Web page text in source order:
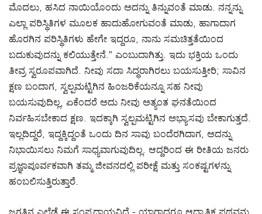
ಮೊದಲು, ಹಸಿದ ನಾಯಿಯೊಂದು ಅದನ್ನು ತಿನ್ನುವಂತೆ ಮಾಡು. ನನ್ನನ್ನು
ಎಲ್ಲಾ ಪರಿಸ್ಥಿತಿಗಳ ಮೂಲಕ ಹಾದುಹೋಗುವಂತೆ ಮಾಡು, ಹಾಗಾದಾಗ
ಹೊರಗಿನ ಪರಿಸ್ಥಿತಿಗಳು ಹೇಗೇ ಇದ್ದರೂ, ನಾನು ಸಮಚಿತ್ತತೆಯಿಂದ
ಬದುಕುವುದನ್ನು ಕಲಿಯುತ್ತೇನೆ." ಎಂಬುದಾಗಿತ್ತು. ಇದು ಭಕ್ತಿಯ ಒಂದು
ತೀವ್ರ ಸ್ವರೂಪವಾಗಿದೆ. ನೀವು ಸದಾ ಸಿದ್ಧರಾಗಿರಲು ಬಯಸುತ್ತೀರಿ; ಸಾವಿನ
ಕ್ಷಣ ಬಂದಾಗ, ಸ್ವಲ್ಪಮಟ್ಟಿಗಿನ ಹಿಂಜರಿಕೆಯನ್ನೂ ಸಹ ನೀವು
ಬಯಸುವುದಿಲ್ಲ, ಏಕೆಂದರೆ ಅದು ನೀವು ಅತ್ಯಂತ ಘನತೆಯಿಂದ
ನಿರ್ವಹಿಸಬೇಕಾದ ಕ್ಷಣ. ಇದಕ್ಕಾಗಿ ಸ್ವಲ್ಪಮಟ್ಟಿಗಿನ ಅಭ್ಯಾಸವು ಬೇಕಾಗುತ್ತದೆ.
ಇಲ್ಲದಿದ್ದರೆ, ಇದ್ದಕ್ಕಿದ್ದಂತೆ ಒಂದು ದಿನ ಸಾವು ಬಂದೆರಗಿದಾಗ, ಅದನ್ನು
ನಿಭಾಯಿಸಲು ನಿಮಗೆ ಸಾಧ್ಯವಾಗುವುದಿಲ್ಲ. ಆದ್ದರಿಂದ ಈ ರೀತಿಯ ಜನರು
ಪ್ರಜ್ಞಾಪೂರ್ವಕವಾಗಿ ತಮ್ಮ ಜೀವನದಲ್ಲಿ ಪರೀಕ್ಷೆ ಮತ್ತು ಸಂಕಷ್ಟಗಳನ್ನು
ಹಂಬಲಿಸುತ್ತಿರುತ್ತಾರೆ.